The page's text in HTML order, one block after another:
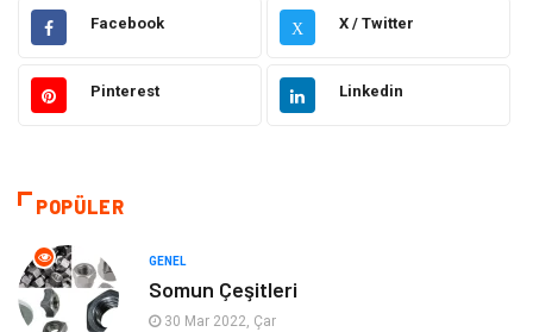
Elektrik Elektronik Makine
Otomotiv Ulaşım ve Taşımacılık
Giyim
Eğitim & Kariyer
Alışveriş
Facebook X X / Twitter
Pinterest Linkedin
POPÜLER
GENEL
Somun Çeşitleri
30 Mar 2022, Çar